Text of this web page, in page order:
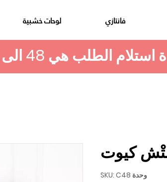
فانتازي لوحات خشبية
كيوت
وحدة SKU: C48